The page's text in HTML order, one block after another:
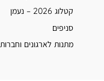
קטלוג 2026 – נעמן
סניפים
מתנות לארגונים וחברות